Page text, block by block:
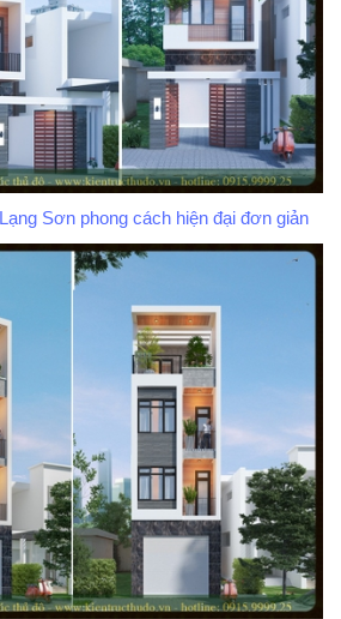
Sơn phong cách hiện đại đơn giản